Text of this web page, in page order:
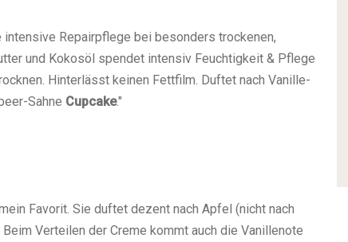
Repairpflege bei besonders trockenen,
und Kokosöl spendet intensiv Feuchtigkeit & Pflege
Hinterlässt keinen Fettfilm. Duftet nach Vanille-
Sahne Cupcake."
Favorit. Sie duftet dezent nach Apfel (nicht nach
Verteilen der Creme kommt auch die Vanillenote